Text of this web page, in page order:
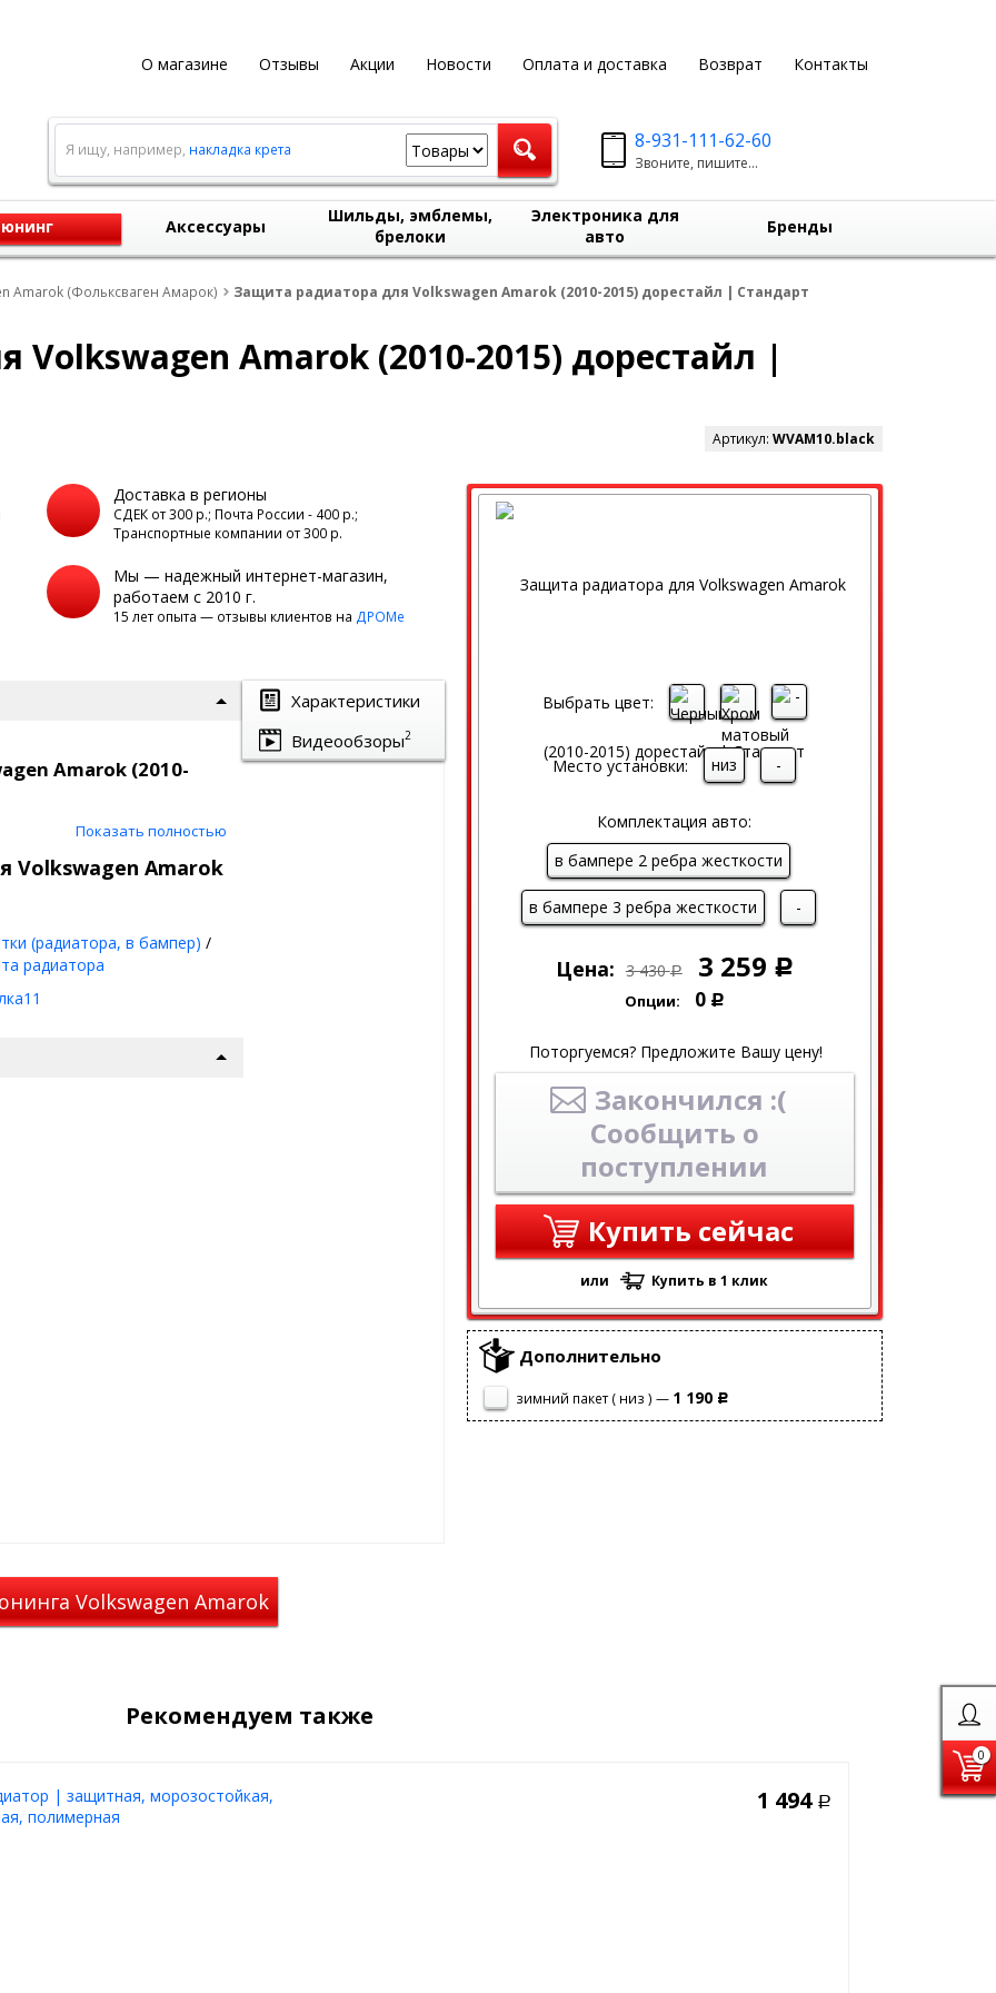
0
О магазине Отзывы Акции Новости Оплата и доставка Возврат Контакты
8-931-111-62-60
Звоните, пишите...
Я ищу, например, накладка крета
Аксессуары
Шильды, эмблемы,
брелоки
Электроника для
авто
Бренды
Amarok (Фольксваген Амарок) Защита радиатора для Volkswagen Amarok (2010-2015) дорестайл | Стандарт
Amarok (2010-2015) дорестайл |
Артикул: WVAM10.black
Выбрать цвет:
Место установки: низ -
Комплектация авто:
в бампере 2 ребра жесткости
в бампере 3 ребра жесткости -
Цена: 3 430 Р 3 259 Р
Опции: 0 Р
Поторгуемся? Предложите Вашу цену!
Закончился :(
Сообщить о
поступлении
Купить сейчас
или Купить в 1 клик
Дополнительно
зимний пакет ( низ ) — 1 190 Р
Доставка в регионы
СДЕК от 300 р.; Почта России - 400 р.;
Транспортные компании от 300 р.
Мы — надежный интернет-магазин,
работаем с 2010 г.
15 лет опыта — отзывы клиентов на ДРОМе
Характеристики
Видеообзоры2
Amarok (2010-
защитит ваш
просто отлично!
сегодня.
дорестайл | Стандарт
авто
!
радиатора данного
грязевых мас, реагентов
пластиковыми винтами в
Показать полностью
Volkswagen Amarok
(радиатора, в бампер) /
радиатора
Volkswagen Amarok
Рекомендуем также
| защитная, морозостойкая,
полимерная
1 494 Р